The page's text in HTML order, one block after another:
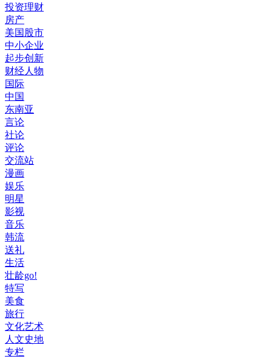
投资理财
房产
美国股市
中小企业
起步创新
财经人物
国际
中国
东南亚
言论
社论
评论
交流站
漫画
娱乐
明星
影视
音乐
韩流
送礼
生活
壮龄go!
特写
美食
旅行
文化艺术
人文史地
专栏